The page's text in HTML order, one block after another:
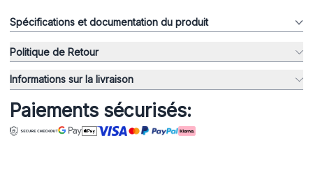
Spécifications et documentation du produit
Politique de Retour
Informations sur la livraison
Paiements sécurisés: